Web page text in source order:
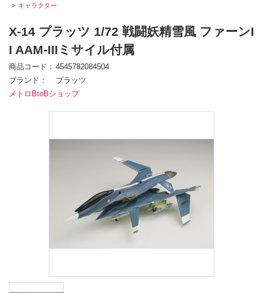
キャラクター
X-14 プラッツ 1/72 戦闘妖精雪風 ファーンI
I AAM-IIIミサイル付属
商品コード
4545782084504
ブランド
プラッツ
メトロBtoBショップ